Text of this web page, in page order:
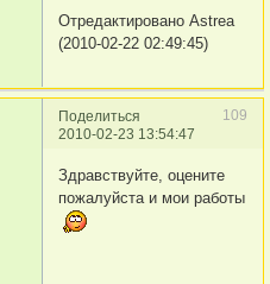
Отредактировано Astrea
(2010-02-22 02:49:45)
Поделиться
109
2010-02-23 13:54:47
Здравствуйте, оцените
пожалуйста и мои работы